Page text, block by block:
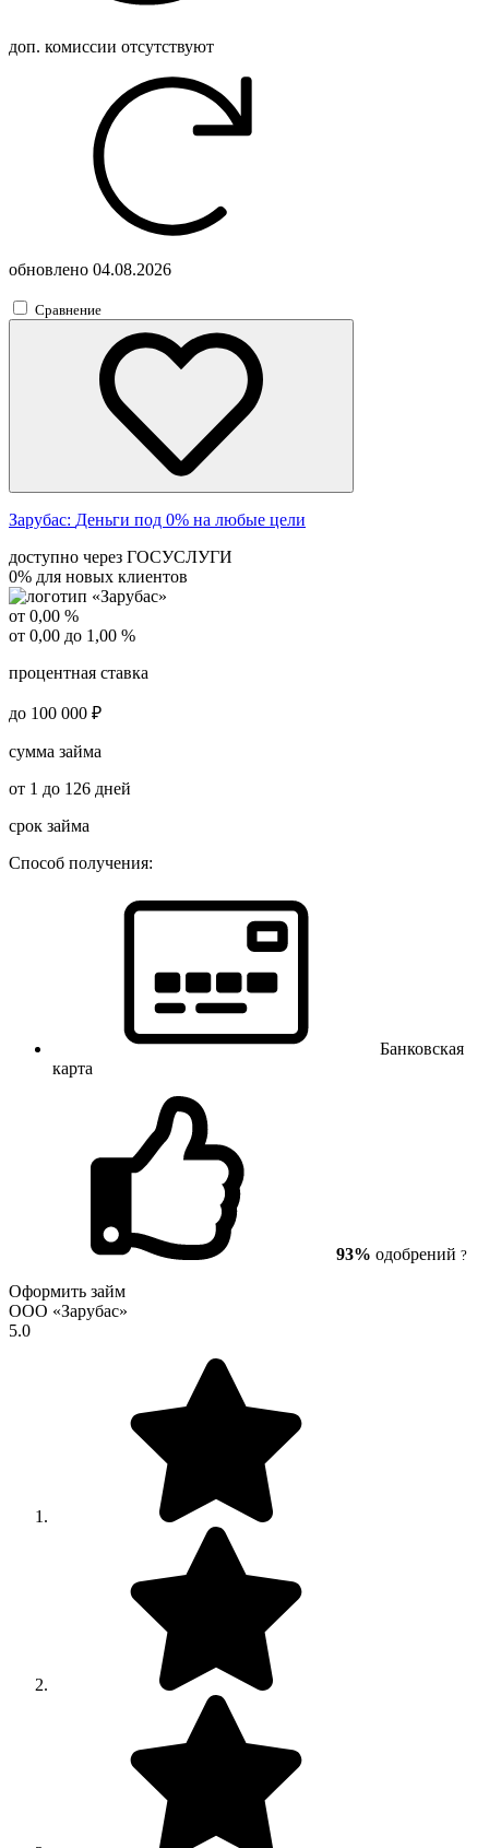
доп. комиссии отсутствуют
обновлено 04.08.2026
Сравнение
Зарубас: Деньги под 0% на любые цели
доступно через ГОСУСЛУГИ
0% для новых клиентов
от 0,00 %
от 0,00 до 1,00 %
процентная ставка
до 100 000 ₽
сумма займа
от 1 до 126 дней
срок займа
Способ получения:
Банковская
карта
93% одобрений ?
Оформить займ
ООО «Зарубас»
5.0